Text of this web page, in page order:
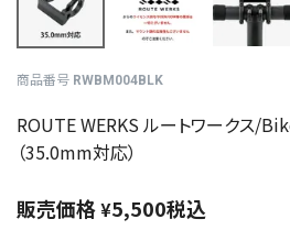
商品番号 RWBM004BLK
ROUTE WERKS ルートワークス/
（35.0mm対応）
販売価格¥5,500税込